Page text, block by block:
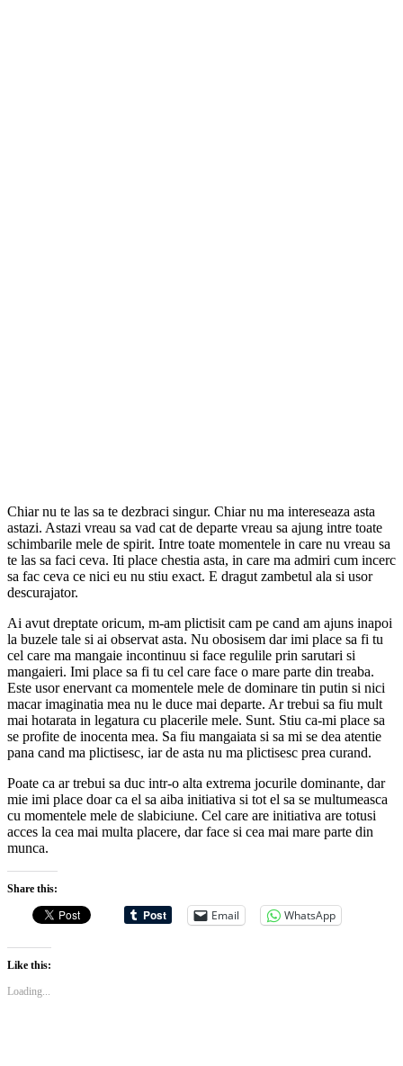
Chiar nu te las sa te dezbraci singur. Chiar nu ma intereseaza asta
astazi. Astazi vreau sa vad cat de departe vreau sa ajung intre toate
schimbarile mele de spirit. Intre toate momentele in care nu vreau sa
te las sa faci ceva. Iti place chestia asta, in care ma admiri cum incerc
sa fac ceva ce nici eu nu stiu exact. E dragut zambetul ala si usor
descurajator.
Ai avut dreptate oricum, m-am plictisit cam pe cand am ajuns inapoi
la buzele tale si ai observat asta. Nu obosisem dar imi place sa fi tu
cel care ma mangaie incontinuu si face regulile prin sarutari si
mangaieri. Imi place sa fi tu cel care face o mare parte din treaba.
Este usor enervant ca momentele mele de dominare tin putin si nici
macar imaginatia mea nu le duce mai departe. Ar trebui sa fiu mult
mai hotarata in legatura cu placerile mele. Sunt. Stiu ca-mi place sa
se profite de inocenta mea. Sa fiu mangaiata si sa mi se dea atentie
pana cand ma plictisesc, iar de asta nu ma plictisesc prea curand.
Poate ca ar trebui sa duc intr-o alta extrema jocurile dominante, dar
mie imi place doar ca el sa aiba initiativa si tot el sa se multumeasca
cu momentele mele de slabiciune. Cel care are initiativa are totusi
acces la cea mai multa placere, dar face si cea mai mare parte din
munca.
Share this:
Email WhatsApp
Like this:
Loading...